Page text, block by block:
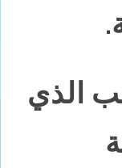
الذي